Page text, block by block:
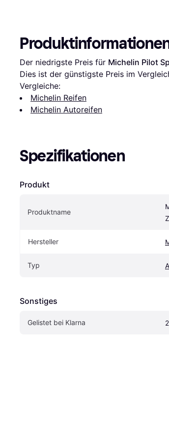
Der niedrigste Preis für Michelin Pilot
Dies ist der günstigste Preis im
Vergleiche:
Michelin Reifen
Michelin Autoreifen
Spezifikationen
Produkt
Produktname
Hersteller
Typ
Sonstiges
Gelistet bei Klarna